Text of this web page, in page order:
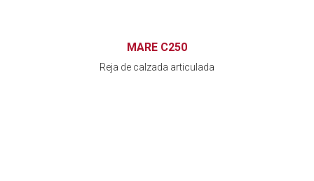
MARE C250
Reja de calzada articulada